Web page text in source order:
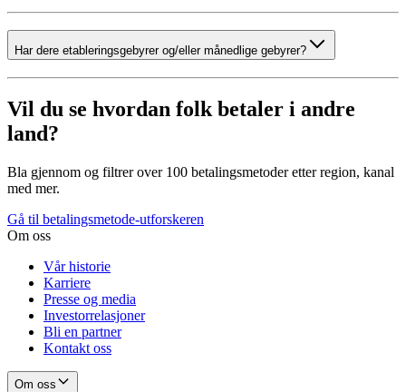
Har dere etableringsgebyrer og/eller månedlige gebyrer?
Vil du se hvordan folk betaler i andre
land?
Bla gjennom og filtrer over 100 betalingsmetoder etter region, kanal
med mer.
Gå til betalingsmetode-utforskeren
Om oss
Vår historie
Karriere
Presse og media
Investorrelasjoner
Bli en partner
Kontakt oss
Om oss